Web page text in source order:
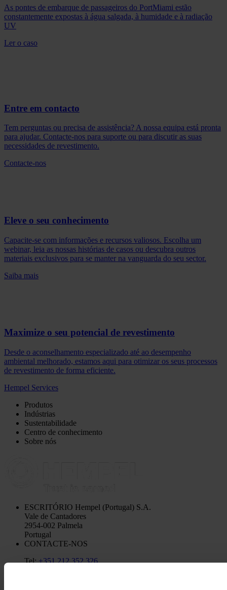
As pontes de embarque de passageiros do PortMiami estão
constantemente expostas à água salgada, à humidade e à radiação
UV
Ler o caso
Entre em contacto
Tem perguntas ou precisa de assistência? A nossa equipa está pronta
para ajudar. Contacte-nos para suporte ou para discutir as suas
necessidades de revestimento.
Contacte-nos
Eleve o seu conhecimento
Capacite-se com informações e recursos valiosos. Escolha um
webinar, leia as nossas histórias de casos ou descubra outros
materiais exclusivos para se manter na vanguarda do seu sector.
Saiba mais
Maximize o seu potencial de revestimento
Desde o aconselhamento especializado até ao desempenho
ambiental melhorado, estamos aqui para otimizar os seus processos
de revestimento de forma eficiente.
Hempel Services
Produtos
Indústrias
Sustentabilidade
Centro de conhecimento
Sobre nós
ESCRITÓRIO Hempel (Portugal) S.A.
Vale de Cantadores
2954-002 Palmela
Portugal
CONTACTE-NOS
Tel:+351 212 352 326